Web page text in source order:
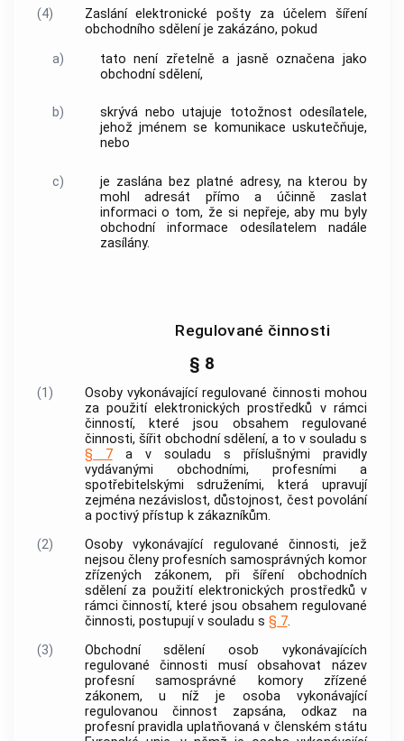
(4)
Zasláníelektronické pošty za účelem šíření
obchodního sděleníje zakázáno, pokud
a)
tato není zřetelně a jasně označena jako
obchodní sdělení,
b)
skrývá nebo utajuje totožnost odesílatele,
jehož jménem se komunikace uskutečňuje,
nebo
c)
je zaslána bez platné adresy, na kterou by
mohl adresát přímo a účinně zaslat
informaci o tom, že si nepřeje, aby mu byly
obchodní informace odesílatelem nadále
zasílány.
Regulované činnosti
§ 8
(1)
Osoby vykonávající regulované činnosti mohou
za použitíelektronických prostředků v rámci
činností, které jsou obsahem regulované
činnosti, šířit obchodní sdělení, a to v souladu s
§ 7a v souladu s příslušnými pravidly
vydávanými obchodními, profesními a
spotřebitelskými sdruženími, která upravují
zejména nezávislost, důstojnost, čest povolání
a poctivý přístup k zákazníkům.
(2)
Osoby vykonávající regulované činnosti, jež
nejsou členy profesních samosprávných komor
zřízených zákonem, při šíření obchodních
sděleníza použití elektronických prostředků v
rámci činností, které jsou obsahem regulované
činnosti, postupují v souladu s § 7.
(3)
Obchodní sdělení osob vykonávajících
regulované činnosti musí obsahovat název
profesní samosprávné komory zřízené
zákonem, u níž je osoba vykonávající
regulovanou činnost zapsána, odkaz na
profesní pravidla uplatňovaná v členském státu